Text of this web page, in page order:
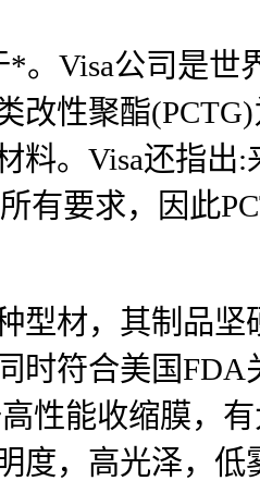
*。Visa公司是
改性聚酯
料。Visa还指出
有要求，因此
型材，其制品
时符合美国
性能收缩膜，
度，高光泽，